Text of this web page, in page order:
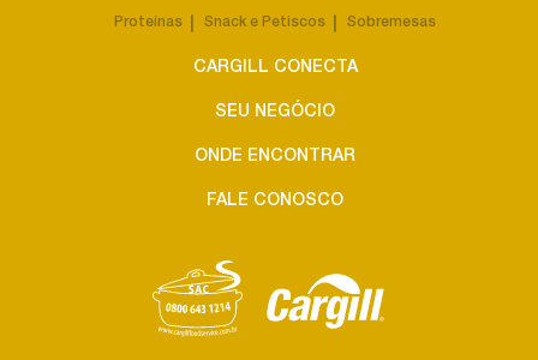
Proteínas Snack e Petiscos Sobremesas
CARGILL CONECTA
SEU NEGÓCIO
ONDE ENCONTRAR
FALE CONOSCO